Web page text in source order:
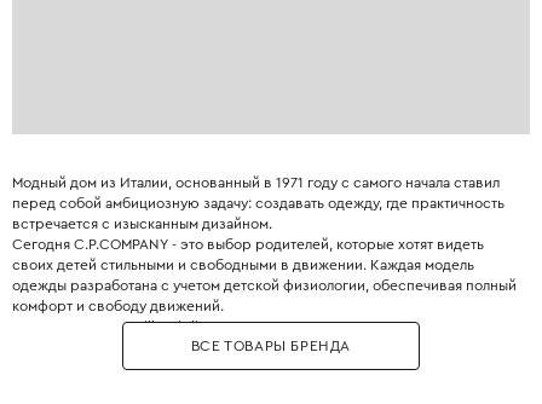
Модный дом из Италии, основанный в 1971 году с самого начала ставил
перед собой амбициозную задачу: создавать одежду, где практичность
встречается с изысканным дизайном.
Сегодня C.P.COMPANY - это выбор родителей, которые хотят видеть
своих детей стильными и свободными в движении. Каждая модель
одежды разработана с учетом детской физиологии, обеспечивая полный
комфорт и свободу движений.
Культовая куртка Mille Miglia со знаменитым капюшоном с двумя линзами
(изначально для гонщиков, теперь - стильный и функциональный
аксессуар). Изделия бренда приятно носить, они служат годами и не
ВСЕ ТОВАРЫ БРЕНДА